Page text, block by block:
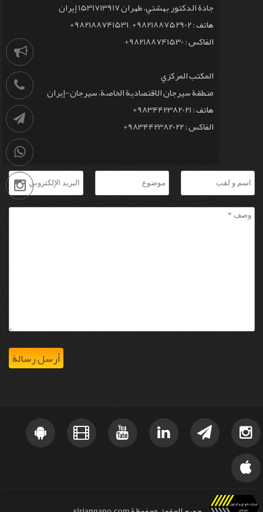
جادة الدكتور بهشتي، طهران 1531713917 إيران
هاتف : 982188752902+ , 982188741531+
الفاكس : 982188741530+
المكتب المركزي
منطقة سيرجان الاقتصادية الخاصة، سيرجان-إيران
هاتف : 983442382021+
الفاكس : 983442382022+
انستغرام